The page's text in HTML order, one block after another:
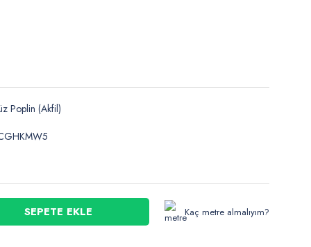
Poplin (Akfil)
SEPETE EKLE Kaç metre almalıyım?